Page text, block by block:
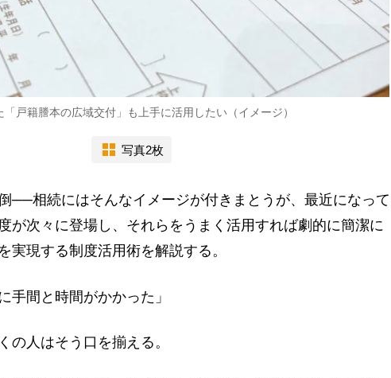
戸籍謄本の広域交付」も上手に活用したい（イメージ）
写真2枚
──相続にはそんなイメージが付きまとうが、最近になって
が次々に登場し、それらをうまく活用すれば劇的に簡潔に
実現する制度活用術を解説する。
手間と時間がかかった」
人はそう口を揃える。